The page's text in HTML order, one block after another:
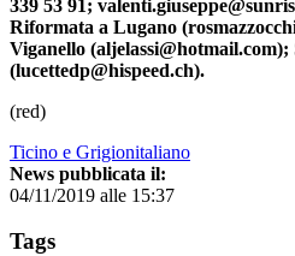
339 53 91;
Riformata a Lugano
Viganello
(lucettedp@hispeed.ch).
(red)
Ticino e Grigionitaliano
News pubblicata il:
04/11/2019 alle 15:37
Tags